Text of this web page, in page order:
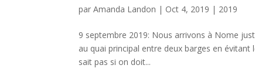
parAmanda Landon | Oct 4, 2019 | 2019
9 septembre 2019: Nous arrivons à Nome
au quai principal entre deux barges en évitant
sait pas si on doit...